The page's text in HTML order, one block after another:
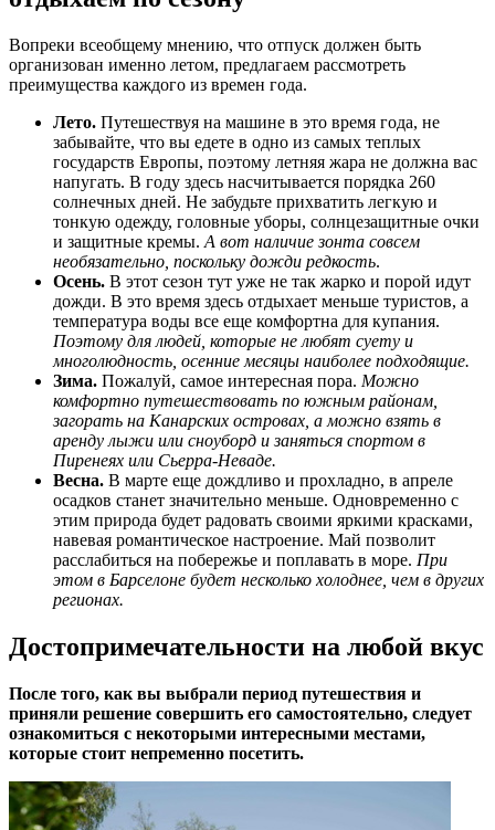
Вопреки всеобщему мнению, что отпуск должен быть
организован именно летом, предлагаем рассмотреть
преимущества каждого из времен года.
Лето. Путешествуя на машине в это время года, не
забывайте, что вы едете в одно из самых теплых
государств Европы, поэтому летняя жара не должна вас
напугать. В году здесь насчитывается порядка 260
солнечных дней. Не забудьте прихватить легкую и
тонкую одежду, головные уборы, солнцезащитные очки
и защитные кремы. А вот наличие зонта совсем
необязательно, поскольку дожди редкость.
Осень. В этот сезон тут уже не так жарко и порой идут
дожди. В это время здесь отдыхает меньше туристов, а
температура воды все еще комфортна для купания.
Поэтому для людей, которые не любят суету и
многолюдность, осенние месяцы наиболее подходящие.
Зима. Пожалуй, самое интересная пора. Можно
комфортно путешествовать по южным районам,
загорать на Канарских островах, а можно взять в
аренду лыжи или сноуборд и заняться спортом в
Пиренеях или Сьерра-Неваде.
Весна. В марте еще дождливо и прохладно, в апреле
осадков станет значительно меньше. Одновременно с
этим природа будет радовать своими яркими красками,
навевая романтическое настроение. Май позволит
расслабиться на побережье и поплавать в море. При
этом в Барселоне будет несколько холоднее, чем в других
регионах.
Достопримечательности на любой вкус
После того, как вы выбрали период путешествия и
приняли решение совершить его самостоятельно, следует
ознакомиться с некоторыми интересными местами,
которые стоит непременно посетить.